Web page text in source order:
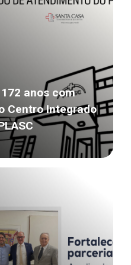
anos com
Centro Integrado